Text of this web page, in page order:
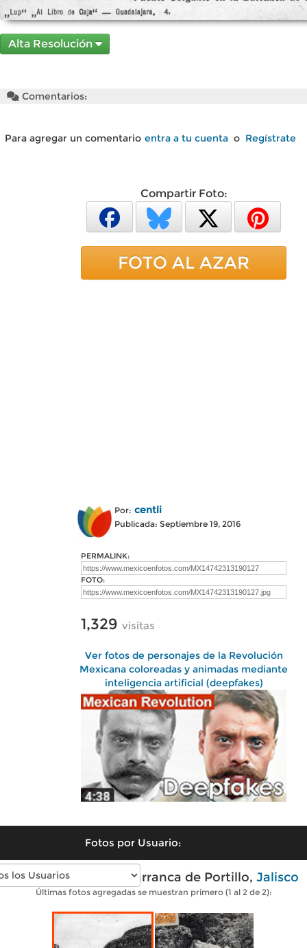
Alta Resolución
Comentarios:
Para agregar un comentario entra a tu cuenta o Regístrate
Compartir Foto:
FOTO AL AZAR
Por: centli
Publicada: Septiembre 19, 2016
PERMALINK:
FOTO:
1,329 visitas
Ver fotos de personajes de la Revolución
Mexicana coloreadas y animadas mediante
inteligencia artificial (deepfakes)
Fotos por Usuario:
Fotos antiguas de Barranca de Portillo, Jalisco
Últimas fotos agregadas se muestran primero (1 al 2 de 2):